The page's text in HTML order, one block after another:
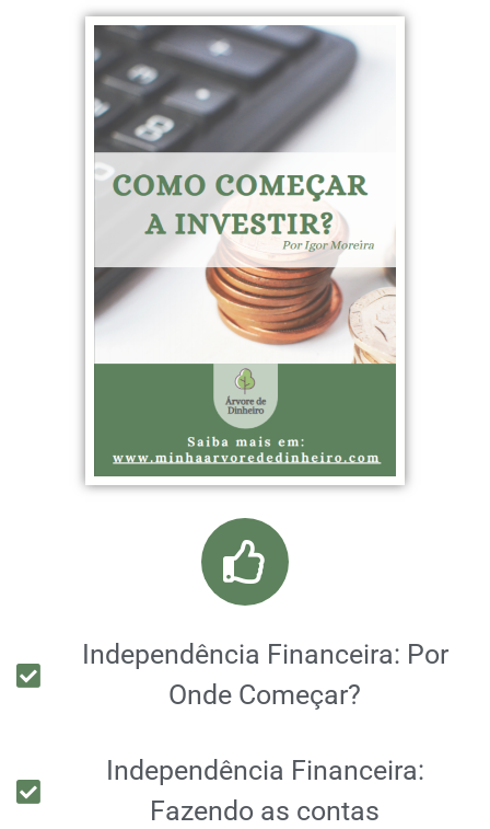
Independência Financeira: Por
Onde Começar?
Independência Financeira:
Fazendo as contas